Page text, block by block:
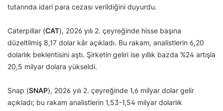
tutarında idari para cezası verildiğini duyurdu.
Caterpillar (CAT), 2026 yılı 2. çeyreğinde hisse başına
düzeltilmiş 8,17 dolar kâr açıkladı. Bu rakam, analistlerin 6,20
dolarlık beklentisini aştı. Şirketin geliri ise yıllık bazda %24 artışla
20,5 milyar dolara yükseldi.
Snap (SNAP), 2026 yılı 2. çeyreğinde 1,6 milyar dolar gelir
açıkladı; bu rakam analistlerin 1,53-1,54 milyar dolarlık